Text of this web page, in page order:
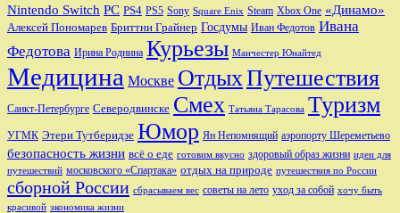
Nintendo Switch PC PS4 PS5 Sony Square Enix Steam Xbox One «Динамо»
Алексей Пономарев Бриттни Грайнер Госдумы Иван Федотов Ивана
Федотова Ирина Роднина Курьезы Манчестер Юнайтед
Медицина Москве ОтдыхПутешествия
Санкт-Петербурге Северодвинске Смех Татьяна Тарасова Туризм
УГМК Этери Тутберидзе Юмор Ян Непомнящий аэропорту Шереметьево
безопасность жизни всё о еде готовим вкусно здоровый образ жизни идеи для
путешествий московского «Спартака» отдых на природе путешествия по России
сборной России сбрасываем вес советы на лето уход за собой хочу быть
красивой экономика жизни